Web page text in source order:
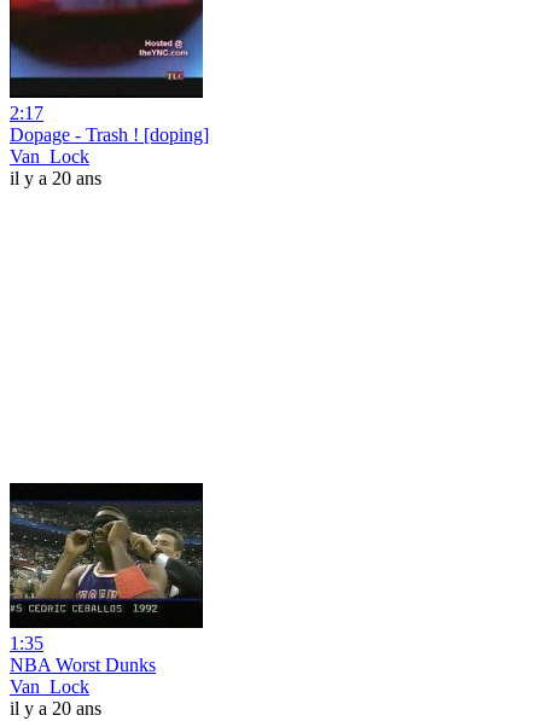
2:17
Dopage - Trash ! [doping]
Van_Lock
il y a 20 ans
1:35
NBA Worst Dunks
Van_Lock
il y a 20 ans